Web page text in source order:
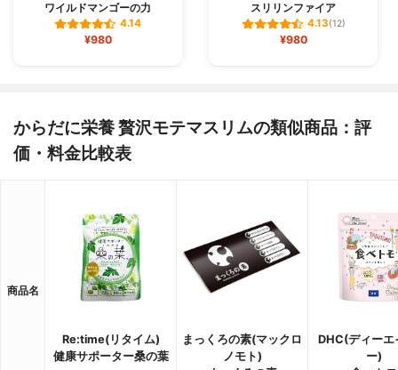
ワイルドマンゴーの力
4.14
¥980
スリリンファイア
4.13(12)
¥980
からだに栄養 贅沢モテマスリムの類似商品：評
価・料金比較表
商品名
Re:time(リタイム)
健康サポーター桑の葉
まっくろの素(マックロ
ノモト)
DHC(ディーエ
ー)